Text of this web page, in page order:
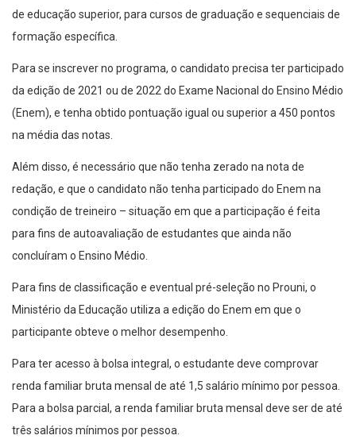
de educação superior, para cursos de graduação e sequenciais de
formação específica.
Para se inscrever no programa, o candidato precisa ter participado
da edição de 2021 ou de 2022 do Exame Nacional do Ensino Médio
(Enem), e tenha obtido pontuação igual ou superior a 450 pontos
na média das notas.
Além disso, é necessário que não tenha zerado na nota de
redação, e que o candidato não tenha participado do Enem na
condição de treineiro – situação em que a participação é feita
para fins de autoavaliação de estudantes que ainda não
concluíram o Ensino Médio.
Para fins de classificação e eventual pré-seleção no Prouni, o
Ministério da Educação utiliza a edição do Enem em que o
participante obteve o melhor desempenho.
Para ter acesso à bolsa integral, o estudante deve comprovar
renda familiar bruta mensal de até 1,5 salário mínimo por pessoa.
Para a bolsa parcial, a renda familiar bruta mensal deve ser de até
três salários mínimos por pessoa.